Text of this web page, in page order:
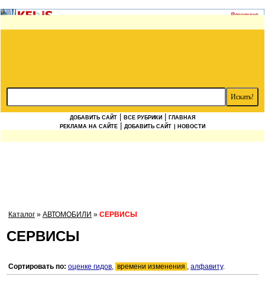
ДОБАВИТЬ САЙТ ВСЕ РУБРИКИ
ГЛАВНАЯ
РЕКЛАМА НА САЙТЕ
ДОБАВИТЬ САЙТ | НОВОСТИ
Каталог » АВТОМОБИЛИ » СЕРВИСЫ
СЕРВИСЫ
Сортировать по: оценке гидов, времени изменения , алфавиту.